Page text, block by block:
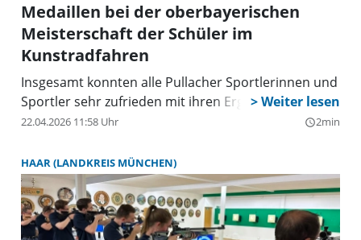
Medaillen bei der oberbayerischen
Meisterschaft der Schüler im
Kunstradfahren
Insgesamt konnten alle Pullacher Sportlerinnen und
Sportler sehr zufrieden mit ihren Ergebnissen sein.
22.04.2026 11:58 Uhr query_builder2min
HAAR (LANDKREIS MÜNCHEN)